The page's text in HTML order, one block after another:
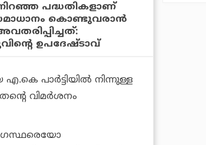
പദ്ധതികളാണ്
കൊണ്ടുവരാൻ
ഉപദേഷ്ടാവ്
പാർട്ടിയിൽ നിന്നുള്ള
വിമർശനം